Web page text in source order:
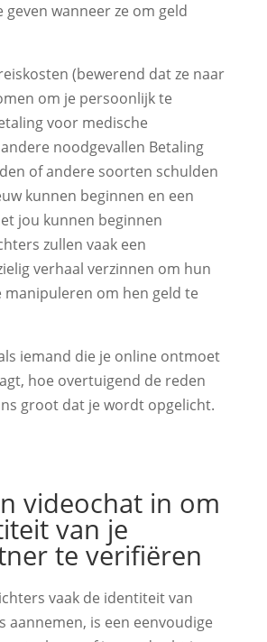
geven wanneer ze om geld
(bewerend dat ze naar
om je persoonlijk te
voor medische
noodgevallen Betaling
of andere soorten schulden
kunnen beginnen en een
jou kunnen beginnen
zullen vaak een
verhaal verzinnen om hun
om hen geld te
iemand die je online ontmoet
hoe overtuigend de reden
groot dat je wordt opgelicht.
videochat in om
van je
te verifiëren
vaak de identiteit van
aannemen, is een eenvoudige